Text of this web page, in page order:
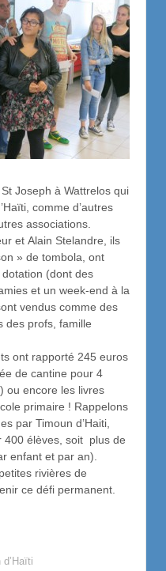
Joseph à Wattrelos qui
comme d’autres
associations.
et Alain Stelandre, ils
» de tombola, ont
(dont des
et un week-end à la
vendus comme des
des profs, famille
ont rapporté 245 euros
de cantine pour 4
ou encore les livres
primaire ! Rappelons
par Timoun d’Haiti,
400 élèves, soit plus de
enfant et par an).
rivières de
ce défi permanent.